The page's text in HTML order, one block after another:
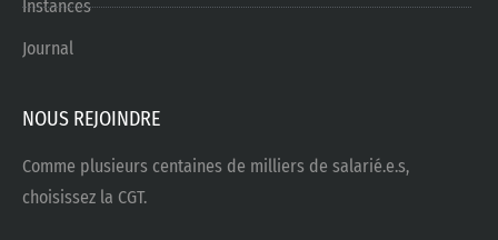
Instances
Journal
NOUS REJOINDRE
Comme plusieurs centaines de milliers de salarié.e.s,
choisissez la CGT.